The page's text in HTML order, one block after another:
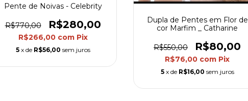
Pente de Noivas - Celebrity
R$770,00 R$280,00
R$266,00 com Pix
5 x de R$56,00 sem juros
Dupla de Pentes em Flor de
cor Marfim _ Catharine
R$550,00 R$80,00
R$76,00 com Pix
5 x de R$16,00 sem juros